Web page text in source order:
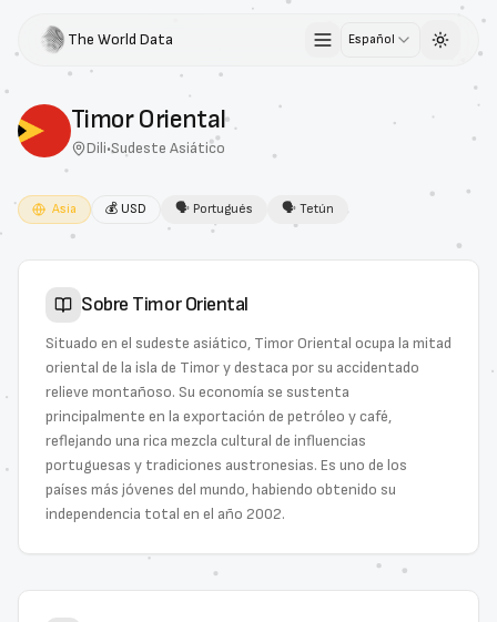
The World Data Español Toggle
Timor Oriental
Dili•Sudeste Asiático
Asia 💰 USD 🗣 Portugués 🗣 Tetún
Sobre Timor Oriental
Situado en el sudeste asiático, Timor Oriental ocupa la mitad
oriental de la isla de Timor y destaca por su accidentado
relieve montañoso. Su economía se sustenta
principalmente en la exportación de petróleo y café,
reflejando una rica mezcla cultural de influencias
portuguesas y tradiciones austronesias. Es uno de los
países más jóvenes del mundo, habiendo obtenido su
independencia total en el año 2002.